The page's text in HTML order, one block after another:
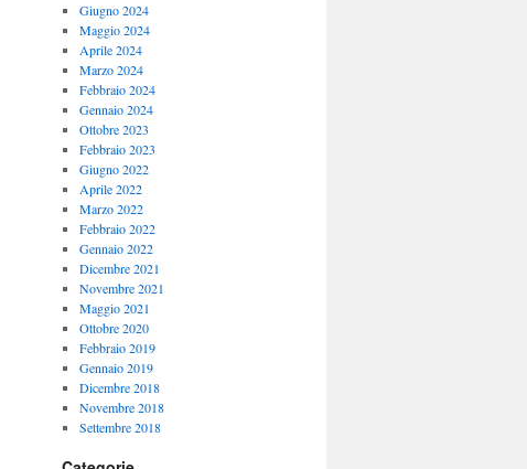
Giugno 2024
Maggio 2024
Aprile 2024
Marzo 2024
Febbraio 2024
Gennaio 2024
Ottobre 2023
Febbraio 2023
Giugno 2022
Aprile 2022
Marzo 2022
Febbraio 2022
Gennaio 2022
Dicembre 2021
Novembre 2021
Maggio 2021
Ottobre 2020
Febbraio 2019
Gennaio 2019
Dicembre 2018
Novembre 2018
Settembre 2018